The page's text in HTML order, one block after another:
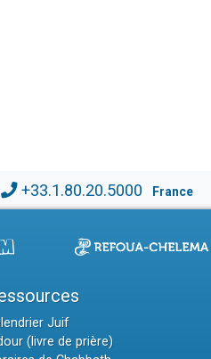
+33.1.80.20.5000 France
Juif
(livre de prière)